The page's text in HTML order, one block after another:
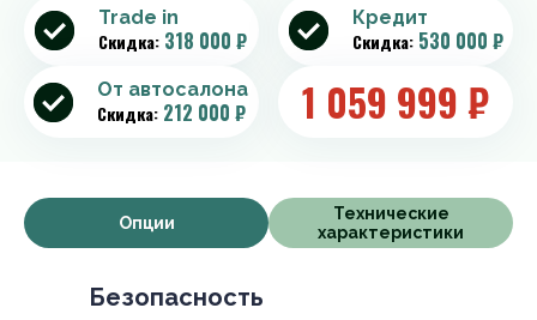
Trade in
Скидка: 318 000 ₽
Кредит
Скидка: 530 000 ₽
От автосалона
Скидка: 212 000 ₽ 1 059 999₽
Опции
Технические
характеристики
Безопасность